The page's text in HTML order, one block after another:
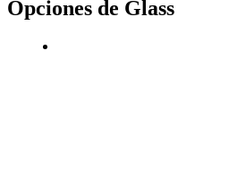
Opciones de Glass